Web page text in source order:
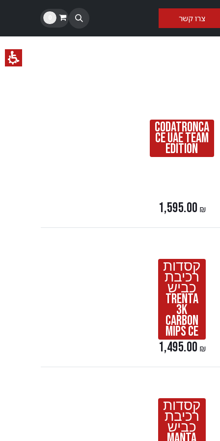
צרו קשר​​
CODATRONCA
CE UAE TEAM
EDITION
₪
1,595.00
קסדות
רכיבת
כביש
Trenta
3K
Carbon
Mips Ce
₪
1,495.00
קסדות
רכיבת
כביש